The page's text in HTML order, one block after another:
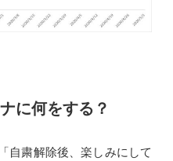
に何をする？
自粛解除後、楽しみにして